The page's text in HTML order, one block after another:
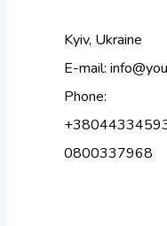
Kyiv, Ukraine
E-mail:
Phone:
0800337968